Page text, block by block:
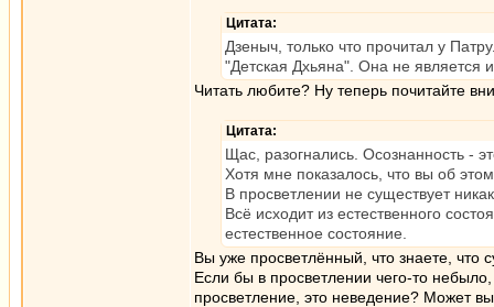
Цитата:
Дзеныч, только что прочитал у
"Детская Дхьяна". Она не является
Читать любите? Ну теперь почитайте
Цитата:
Щас, разогнались. Осознанность -
Хотя мне показалось, что вы об
В просветлении не существует
Всё исходит из естественного
естественное состояние.
Вы уже просветлённый, что знаете, что
Если бы в просветлении чего-то
просветление, это неведение? Может